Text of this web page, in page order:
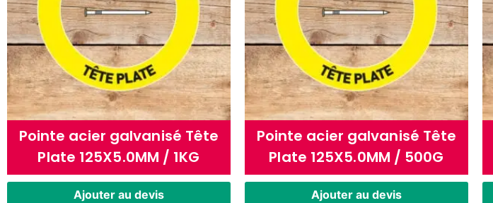
Pointe acier galvanisé Tête
Plate 125X5.0MM / 1KG
Ajouter au devis
Pointe acier galvanisé Tête
Plate 125X5.0MM / 500G
Ajouter au devis